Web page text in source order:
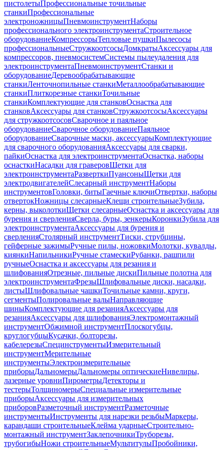
пистолетыПрофессиональные точильные
станкиПрофессиональные
электроножницыПневмоинструментНаборы
профессионального электроинструментаСтроительное
оборудованиеКомпрессорыТепловые пушкиПылесосы
профессиональныеСтружкоотсосыДомкратыАксессуары для
компрессоров, пневмосистемСистемы пылеудаления для
электроинструментаПневмоинструментСтанки и
оборудованиеДеревообрабатывающие
станкиЛенточнопильные станкиМеталлообрабатывающие
станкиПлиткорезные станкиТочильные
станкиКомплектующие для станковОснастка для
станковАксессуары для станковСтружкоотсосыАксессуары
для стружкоотсосовСварочное и паяльное
оборудованиеСварочное оборудованиеПаяльное
оборудованиеСварочные маски, аксессуарыКомплектующие
для сварочного оборудованияАксессуары для сварки,
пайкиОснастка для электроинструментаОснастка, наборы
оснасткиНасадки для граверовЩетки для
электроинструментаРазверткиПуансоныЩетки для
электродвигателейСлесарный инструментНаборы
инструментовГоловки, битыГаечные ключиОтвертки, наборы
отвертокНожницы слесарныеКлещи строительныеЗубила,
керны, выколоткиЩетки слесарныеОснастка и аксессуары для
бурения и сверленияСверла, буры, зенкерыКоронкиЗубила для
электроинструментаАксессуары для бурения и
сверленияСтолярный инструментТиски, струбцины,
гейферные зажимыРучные пилы, ножовкиМолотки, кувалды,
киянкиНапильникиРучные стамескиРубанки, рашпили
ручныеОснастка и аксессуары для резания и
шлифованияОтрезные, пильные дискиПильные полотна для
электроинструментаФрезыШлифовальные диски, насадки,
листыШлифовальные чашкиТочильные камни, круги,
сегментыПолировальные валыНаправляющие
шиныКомплектующие для резанияАксессуары для
резанияАксессуары для шлифованияЭлектромонтажный
инструментОбжимной инструментПлоскогубцы,
круглогубцыКусачки, болторезы,
кабелерезыСпецинструментыИзмерительный
инструментМерительные
инструментыЭлектроизмерительные
приборыДальномерыДальномеры оптическиеНивелиры,
лазерные уровниПирометрыДетекторы и
тестерыТолщиномерыСпециальные измерительные
приборыАксессуары для измерительных
приборовРазметочный инструментРазметочные
инструментыИнструменты для нарезки резьбыМаркеры,
карандаши строительныеКлейма ударныеСтроительно-
монтажный инструментЗаклепочникиТруборезы,
трубогибыНожи строительныеМультитулыПробойники,